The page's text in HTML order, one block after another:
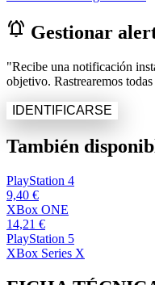
notifications_active Gestionar
"Recibe una notificación
objetivo. Rastrearemos
IDENTIFICARSE
También
PlayStation 4
9,40 €
XBox ONE
14,21 €
PlayStation 5
XBox Series X